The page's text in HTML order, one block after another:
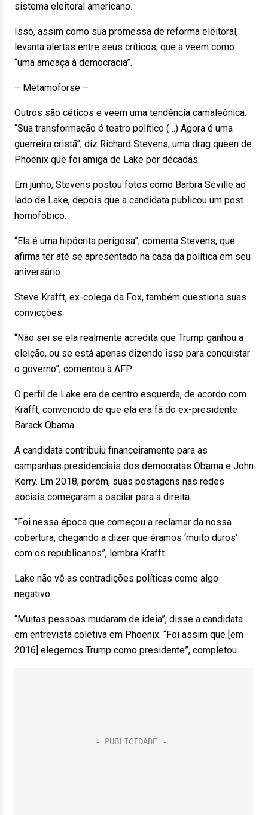
sistema eleitoral americano.
Isso, assim como sua promessa de reforma eleitoral,
levanta alertas entre seus críticos, que a veem como
“uma ameaça à democracia”.
– Metamoforse –
Outros são céticos e veem uma tendência camaleônica.
“Sua transformação é teatro político (…) Agora é uma
guerreira cristã”, diz Richard Stevens, uma drag queen de
Phoenix que foi amiga de Lake por décadas.
Em junho, Stevens postou fotos como Barbra Seville ao
lado de Lake, depois que a candidata publicou um post
homofóbico.
“Ela é uma hipócrita perigosa”, comenta Stevens, que
afirma ter até se apresentado na casa da política em seu
aniversário.
Steve Krafft, ex-colega da Fox, também questiona suas
convicções.
“Não sei se ela realmente acredita que Trump ganhou a
eleição, ou se está apenas dizendo isso para conquistar
o governo”, comentou à AFP.
O perfil de Lake era de centro esquerda, de acordo com
Krafft, convencido de que ela era fã do ex-presidente
Barack Obama.
A candidata contribuiu financeiramente para as
campanhas presidenciais dos democratas Obama e John
Kerry. Em 2018, porém, suas postagens nas redes
sociais começaram a oscilar para a direita.
“Foi nessa época que começou a reclamar da nossa
cobertura, chegando a dizer que éramos ‘muito duros’
com os republicanos”, lembra Krafft.
Lake não vê as contradições políticas como algo
negativo.
“Muitas pessoas mudaram de ideia”, disse a candidata
em entrevista coletiva em Phoenix. “Foi assim que [em
2016] elegemos Trump como presidente”, completou.